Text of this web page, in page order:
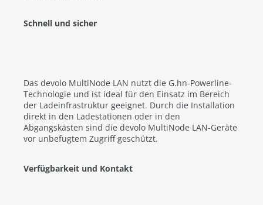
Schnell und sicher
Das devolo MultiNode LAN nutzt die G.hn-Powerline-
Technologie und ist ideal für den Einsatz im Bereich
der Ladeinfrastruktur geeignet. Durch die Installation
direkt in den Ladestationen oder in den
Abgangskästen sind die devolo MultiNode LAN-Geräte
vor unbefugtem Zugriff geschützt.
Verfügbarkeit und Kontakt